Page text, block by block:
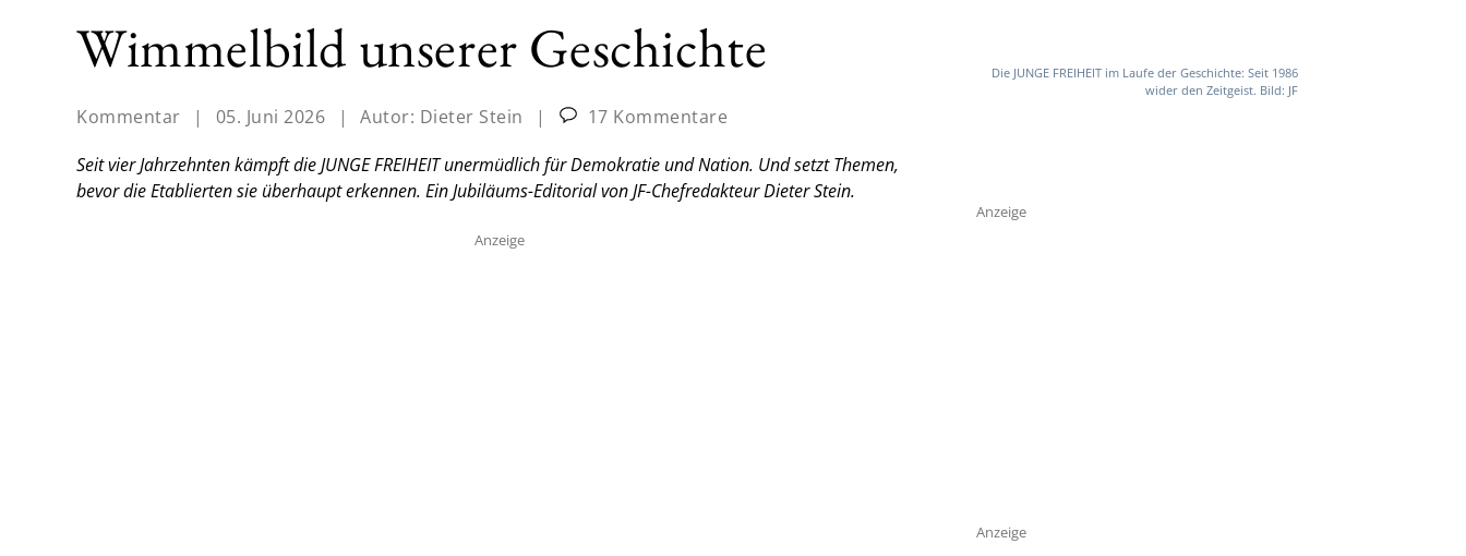
Wimmelbild unserer Geschichte
Kommentar | 05. Juni 2026 | Autor: Dieter Stein |
17 Kommentare
Seit vier Jahrzehnten kämpft die JUNGE FREIHEIT unermüdlich für Demokratie und Nation. Und setzt Themen,
bevor die Etablierten sie überhaupt erkennen. Ein Jubiläums-Editorial von JF-Chefredakteur Dieter Stein.
Anzeige
Die JUNGE FREIHEIT im Laufe der Geschichte: Seit 1986
wider den Zeitgeist. Bild: JF
Anzeige
Anzeige